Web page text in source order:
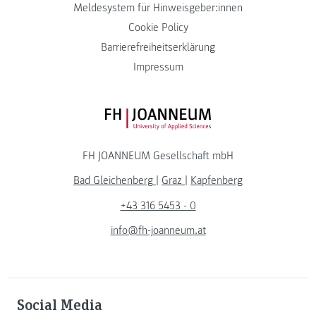
Meldesystem für Hinweisgeber:innen
Cookie Policy
Barrierefreiheitserklärung
Impressum
FH JOANNEUM Logo
FH JOANNEUM Gesellschaft mbH
Bad Gleichenberg
Graz
Kapfenberg
+43 316 5453 - 0
info@fh-joanneum.at
Social Media